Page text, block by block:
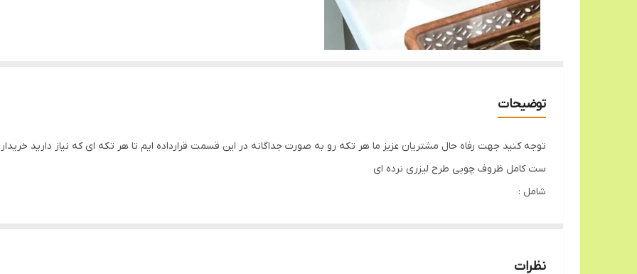
توضیحات
توجه کنید جهت رفاه حال مشتریان عزیز ما هر تکه رو به صورت جداگانه در این قسمت قرارداده ایم تا هر تکه ای که نیاز دارید
ست کامل ظروف چوبی طرح لیزری نرده ای
شامل :
نظرات